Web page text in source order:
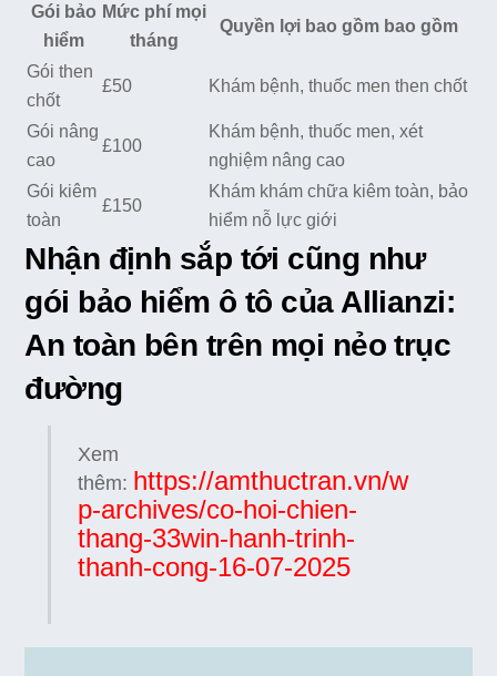
Gói bảo
hiểm
Mức phí mọi
tháng
Quyền lợi bao gồm bao gồm
Gói then
chốt
£50 Khám bệnh, thuốc men then chốt
Gói nâng
cao
£100
Khám bệnh, thuốc men, xét
nghiệm nâng cao
Gói kiêm
toàn
£150
Khám khám chữa kiêm toàn, bảo
hiểm nỗ lực giới
Nhận định sắp tới cũng như
gói bảo hiểm ô tô của Allianzi:
An toàn bên trên mọi nẻo trục
đường
Xem
thêm: https://amthuctran.vn/w
p-archives/co-hoi-chien-
thang-33win-hanh-trinh-
thanh-cong-16-07-2025